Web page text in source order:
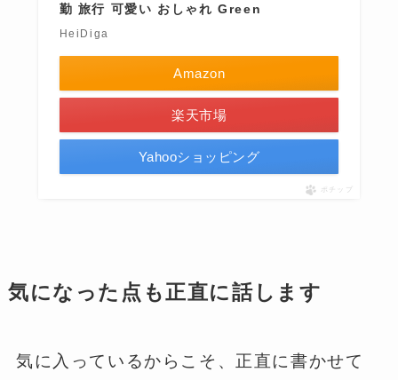
勤 旅行 可愛い おしゃれ Green
HeiDiga
Amazon
楽天市場
Yahooショッピング
ポチップ
気になった点も正直に話します
気に入っているからこそ、正直に書かせて